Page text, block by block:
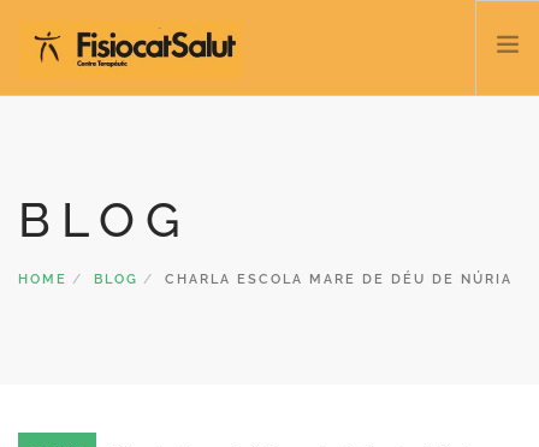
NOSOTROS
BLOG
BLOG
HOME BLOG CHARLA ESCOLA MARE DE DÉU DE NÚRIA